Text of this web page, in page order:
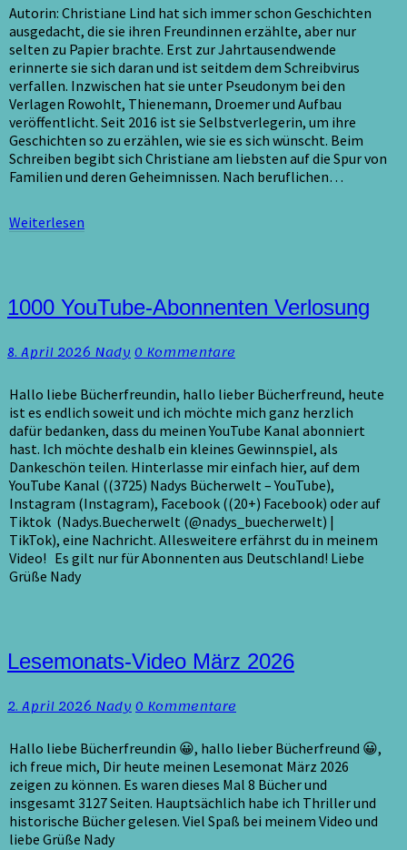
von
Cara
Lindon
/
Rezension
Autorin: Christiane Lind hat sich immer schon Geschichten
ausgedacht, die sie ihren Freundinnen erzählte, aber nur
selten zu Papier brachte. Erst zur Jahrtausendwende
erinnerte sie sich daran und ist seitdem dem Schreibvirus
verfallen. Inzwischen hat sie unter Pseudonym bei den
Verlagen Rowohlt, Thienemann, Droemer und Aufbau
veröffentlicht. Seit 2016 ist sie Selbstverlegerin, um ihre
Geschichten so zu erzählen, wie sie es sich wünscht. Beim
Schreiben begibt sich Christiane am liebsten auf die Spur von
Familien und deren Geheimnissen. Nach beruflichen…
Weiterlesen
1000
YouTube-
Verlosung
1000 YouTube-Abonnenten Verlosung
8. April 2026NadyKommentare
0 Kommentare
Hallo liebe Bücherfreundin, hallo lieber Bücherfreund, heute
ist es endlich soweit und ich möchte mich ganz herzlich
dafür bedanken, dass du meinen YouTube Kanal abonniert
hast. Ich möchte deshalb ein kleines Gewinnspiel, als
Dankeschön teilen. Hinterlasse mir einfach hier, auf dem
YouTube Kanal ((3725) Nadys Bücherwelt – YouTube),
Instagram (Instagram), Facebook ((20+) Facebook) oder auf
Tiktok (Nadys.Buecherwelt (@nadys_buecherwelt) |
TikTok), eine Nachricht. Allesweitere erfährst du in meinem
Video! Es gilt nur für Abonnenten aus Deutschland! Liebe
Grüße Nady
Lesemonats-
Video
2026
Lesemonats-Video März 2026
2. April 2026NadyKommentare
0 Kommentare
Hallo liebe Bücherfreundin 😀, hallo lieber Bücherfreund 😀,
ich freue mich, Dir heute meinen Lesemonat März 2026
zeigen zu können. Es waren dieses Mal 8 Bücher und
insgesamt 3127 Seiten. Hauptsächlich habe ich Thriller und
historische Bücher gelesen. Viel Spaß bei meinem Video und
liebe Grüße Nady